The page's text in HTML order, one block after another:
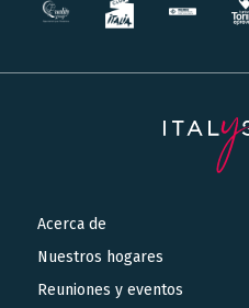
Main
navigation
Acerca de
Nuestros hogares
Reuniones y eventos